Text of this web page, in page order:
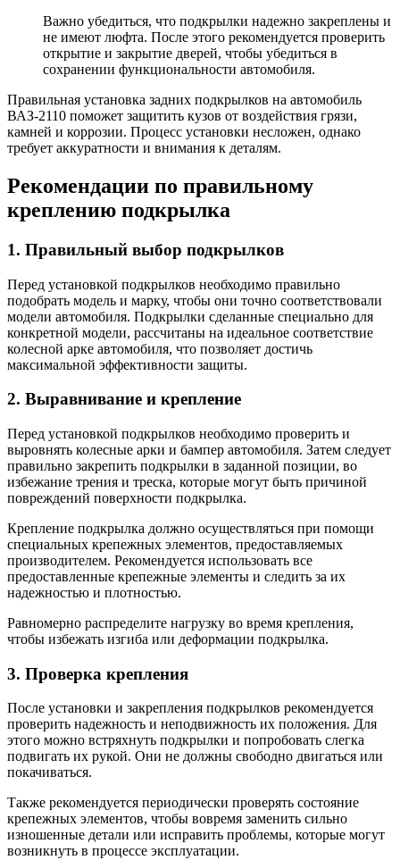
Важно убедиться, что подкрылки надежно закреплены и
не имеют люфта. После этого рекомендуется проверить
открытие и закрытие дверей, чтобы убедиться в
сохранении функциональности автомобиля.
Правильная установка задних подкрылков на автомобиль
ВАЗ-2110 поможет защитить кузов от воздействия грязи,
камней и коррозии. Процесс установки несложен, однако
требует аккуратности и внимания к деталям.
Рекомендации по правильному
креплению подкрылка
1. Правильный выбор подкрылков
Перед установкой подкрылков необходимо правильно
подобрать модель и марку, чтобы они точно соответствовали
модели автомобиля. Подкрылки сделанные специально для
конкретной модели, рассчитаны на идеальное соответствие
колесной арке автомобиля, что позволяет достичь
максимальной эффективности защиты.
2. Выравнивание и крепление
Перед установкой подкрылков необходимо проверить и
выровнять колесные арки и бампер автомобиля. Затем следует
правильно закрепить подкрылки в заданной позиции, во
избежание трения и треска, которые могут быть причиной
повреждений поверхности подкрылка.
Крепление подкрылка должно осуществляться при помощи
специальных крепежных элементов, предоставляемых
производителем. Рекомендуется использовать все
предоставленные крепежные элементы и следить за их
надежностью и плотностью.
Равномерно распределите нагрузку во время крепления,
чтобы избежать изгиба или деформации подкрылка.
3. Проверка крепления
После установки и закрепления подкрылков рекомендуется
проверить надежность и неподвижность их положения. Для
этого можно встряхнуть подкрылки и попробовать слегка
подвигать их рукой. Они не должны свободно двигаться или
покачиваться.
Также рекомендуется периодически проверять состояние
крепежных элементов, чтобы вовремя заменить сильно
изношенные детали или исправить проблемы, которые могут
возникнуть в процессе эксплуатации.